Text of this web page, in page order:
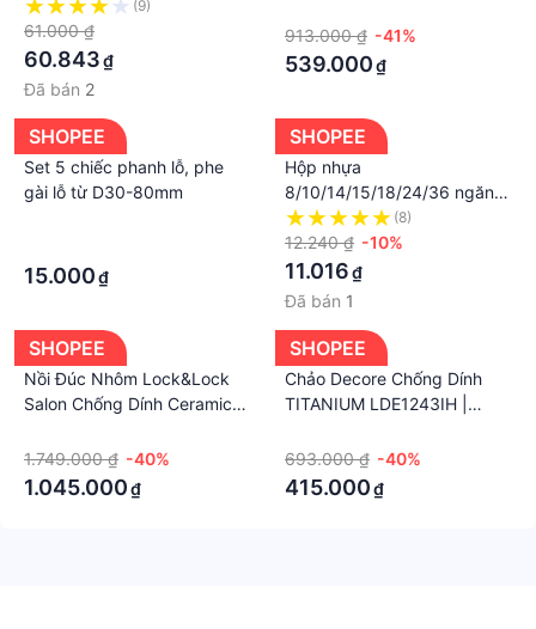
180LM tiện dụng
(9)
61.000 ₫
60.843₫
Đã bán 2
913.000 ₫ -41%
539.000₫
SHOPEE
Set 5 chiếc phanh lỗ, phe
gài lỗ từ D30-80mm
15.000₫
SHOPEE
Hộp nhựa
8/10/14/15/18/24/36 ngăn
đựng linh kiện điện tử, phụ
kiện, trang sức, ... _ TKDN
(8)
12.240 ₫ -10%
11.016₫
Đã bán 1
SHOPEE
Nồi Đúc Nhôm Lock&Lock
Salon Chống Dính Ceramic
20cm| 24cm
1.749.000 ₫ -40%
1.045.000₫
SHOPEE
Chảo Decore Chống Dính
TITANIUM LDE1243IH |
693.000 ₫ -40%
415.000₫